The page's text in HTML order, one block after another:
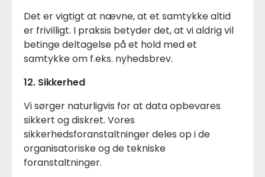
Det er vigtigt at nævne, at et samtykke altid
er frivilligt. I praksis betyder det, at vi aldrig vil
betinge deltagelse på et hold med et
samtykke om f.eks. nyhedsbrev.
12. Sikkerhed
Vi sørger naturligvis for at data opbevares
sikkert og diskret. Vores
sikkerhedsforanstaltninger deles op i de
organisatoriske og de tekniske
foranstaltninger.